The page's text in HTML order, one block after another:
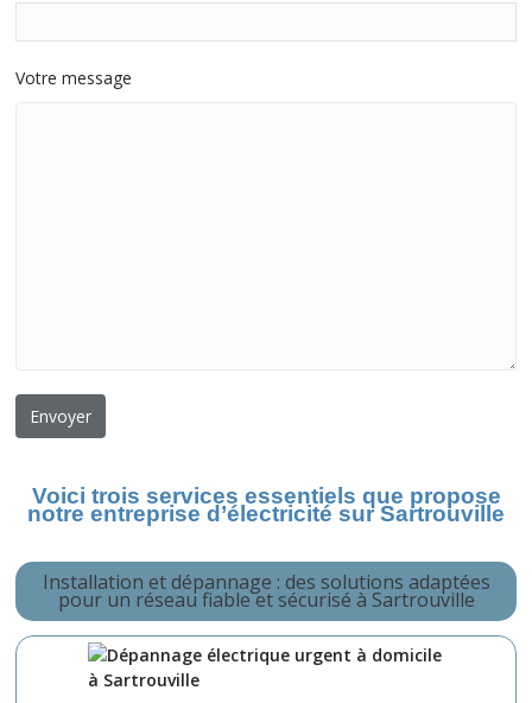
Votre message
Voici trois services essentiels que propose
notre entreprise d’électricité sur Sartrouville
Installation et dépannage : des solutions adaptées
pour un réseau fiable et sécurisé à Sartrouville